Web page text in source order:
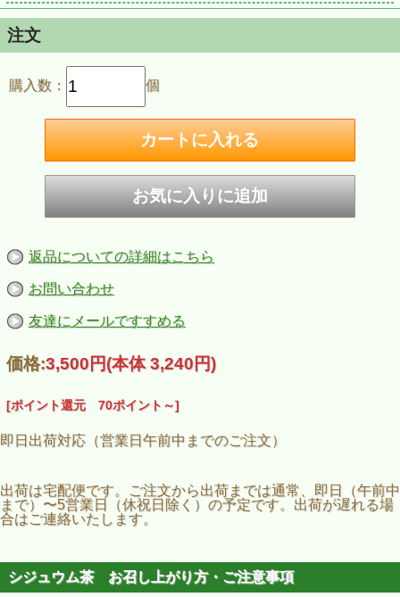
注文
購入数： 個
返品についての詳細はこちら
お問い合わせ
友達にメールですすめる
価格:3,500円(本体 3,240円)
[ポイント還元 70ポイント～]
即日出荷対応（営業日午前中までのご注文）
出荷は宅配便です。ご注文から出荷までは通常、即日（午前中
まで）〜5営業日（休祝日除く）の予定です。出荷が遅れる場
合はご連絡いたします。
シジュウム茶 お召し上がり方・ご注意事項